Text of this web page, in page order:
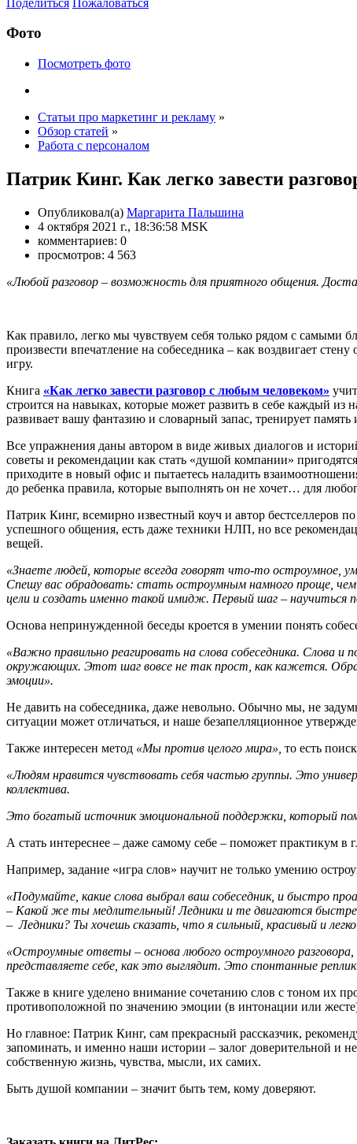
Фото
Посмотреть фото
Статьи про маркетинг и рекламу »
Обзор статей »
Работа с персоналом
Патрик Кинг. Как легко завести
Опубликовал(а) Маргарита Пальшина
4 октября 2021 г., 18:36:58 MSK
комментариев: 0
просмотров: 4 563
«Любой разговор – возможность для приятного общения.
Как правило, легко мы чувствуем себя только рядом с самыми
произвести впечатление на собеседника – как воздвигает
игру.
Книга «Как легко завести разговор с любым человеком»
строится на навыках, которые может развить в себе каждый из
развивает вашу фантазию и словарный запас, тренирует
Все упражнения даны автором в виде живых диалогов и
советы и рекомендации как стать «душой компании»
приходите в новый офис и пытаетесь наладить
до ребенка правила, которые выполнять он не хочет… для
Патрик Кинг, всемирно известный коуч и автор бестселлеров
успешного общения, есть даже техники НЛП, но все
вещей.
«Знаете людей, которые всегда говорят что-то остроумное,
Спешу вас обрадовать: стать остроумным намного проще,
цели и создать именно такой имидж. Первый шаг – научиться
Основа непринужденной беседы кроется в умении понять
«Важно правильно реагировать на слова собеседника. Слова
окружающих. Этот шаг вовсе не так прост, как кажется.
эмоции».
Не давить на собеседника, даже невольно. Обычно мы, не
ситуации может отличаться, и наше безапелляционное
Также интересен метод «Мы против целого мира», то есть
«Людям нравится чувствовать себя частью группы. Это
коллектива.
Это богатый источник эмоциональной поддержки, который
А стать интереснее – даже самому себе – поможет практикум в
Например, задание «игра слов» научит не только умению
«Подумайте, какие слова выбрал ваш собеседник, и быстро
– Какой же ты медлительный! Ледники и те двигаются
– Ледники? Ты хочешь сказать, что я сильный, красивый и
«Остроумные ответы – основа любого остроумного разговора,
представляете себе, как это выглядит. Это спонтанные
Также в книге уделено внимание сочетанию слов с тоном их
противоположной по значению эмоции (в интонации или
Но главное: Патрик Кинг, сам прекрасный рассказчик,
запоминать, и именно наши истории – залог доверительной
собственную жизнь, чувства, мысли, их самих.
Быть душой компании – значит быть тем, кому доверяют.